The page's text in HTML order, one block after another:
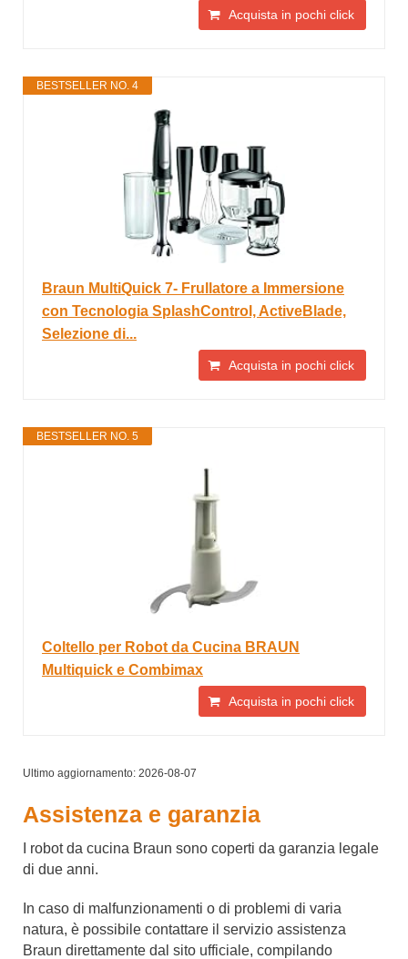
Acquista in pochi click
BESTSELLER NO. 4
Braun MultiQuick 7- Frullatore a Immersione
con Tecnologia SplashControl, ActiveBlade,
Selezione di...
Acquista in pochi click
BESTSELLER NO. 5
Coltello per Robot da Cucina BRAUN
Multiquick e Combimax
Acquista in pochi click
Ultimo aggiornamento: 2026-08-07
Assistenza e garanzia
I robot da cucina Braun sono coperti da garanzia legale
di due anni.
In caso di malfunzionamenti o di problemi di varia
natura, è possibile contattare il servizio assistenza
Braun direttamente dal sito ufficiale, compilando